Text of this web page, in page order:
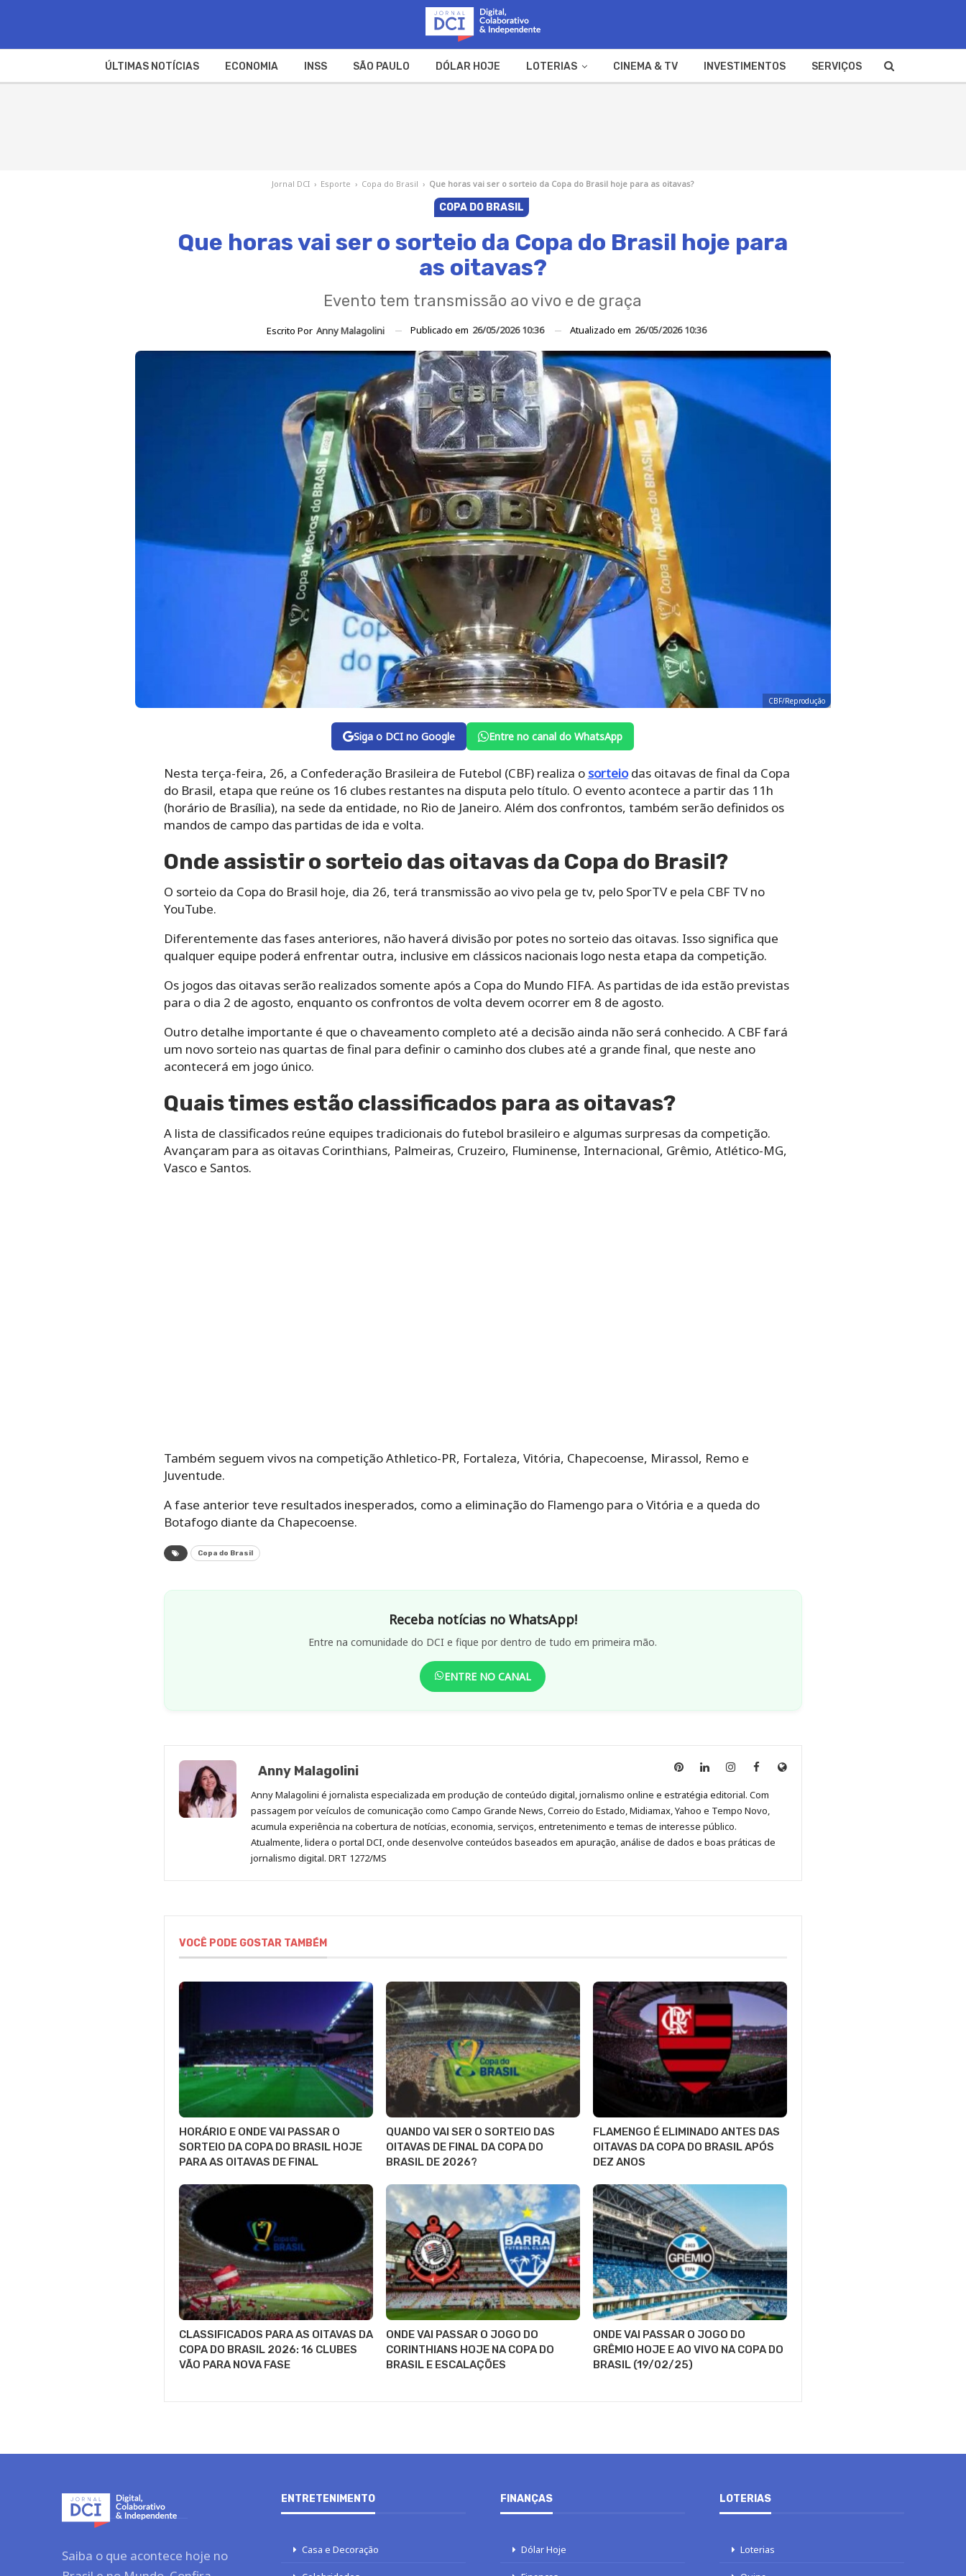
ÚLTIMAS NOTÍCIAS ECONOMIA INSS SÃO PAULO DÓLAR HOJE LOTERIAS CINEMA & TV INVESTIMENTOS SERVIÇOS
Jornal DCI › Esporte › Copa do Brasil › Que horas vai ser o sorteio da Copa do Brasil hoje para as oitavas?
COPA DO BRASIL
Que horas vai ser o sorteio da Copa do Brasil hoje para
as oitavas?
Evento tem transmissão ao vivo e de graça
Escrito Por Anny Malagolini Publicado em 26/05/2026 10:36 Atualizado em 26/05/2026 10:36
CBF/Reprodução
Siga o DCI no Google Entre no canal do WhatsApp
Nesta terça-feira, 26, a Confederação Brasileira de Futebol (CBF) realiza o sorteiodas oitavas de final da Copa
do Brasil, etapa que reúne os 16 clubes restantes na disputa pelo título. O evento acontece a partir das 11h
(horário de Brasília), na sede da entidade, no Rio de Janeiro. Além dos confrontos, também serão definidos os
mandos de campo das partidas de ida e volta.
Onde assistir o sorteio das oitavas da Copa do Brasil?
O sorteio da Copa do Brasil hoje, dia 26, terá transmissão ao vivo pela ge tv, pelo SporTV e pela CBF TV no
YouTube.
Diferentemente das fases anteriores, não haverá divisão por potes no sorteio das oitavas. Isso significa que
qualquer equipe poderá enfrentar outra, inclusive em clássicos nacionais logo nesta etapa da competição.
Os jogos das oitavas serão realizados somente após a Copa do Mundo FIFA. As partidas de ida estão previstas
para o dia 2 de agosto, enquanto os confrontos de volta devem ocorrer em 8 de agosto.
Outro detalhe importante é que o chaveamento completo até a decisão ainda não será conhecido. A CBF fará
um novo sorteio nas quartas de final para definir o caminho dos clubes até a grande final, que neste ano
acontecerá em jogo único.
Quais times estão classificados para as oitavas?
A lista de classificados reúne equipes tradicionais do futebol brasileiro e algumas surpresas da competição.
Avançaram para as oitavas Corinthians, Palmeiras, Cruzeiro, Fluminense, Internacional, Grêmio, Atlético-MG,
Vasco e Santos.
Também seguem vivos na competição Athletico-PR, Fortaleza, Vitória, Chapecoense, Mirassol, Remo e
Juventude.
A fase anterior teve resultados inesperados, como a eliminação do Flamengo para o Vitória e a queda do
Botafogo diante da Chapecoense.
Copa do Brasil
Receba notícias no WhatsApp!
Entre na comunidade do DCI e fique por dentro de tudo em primeira mão.
ENTRE NO CANAL
Anny Malagolini
Anny
no
Pinterest
Anny
no
LinkedIn
Anny
no
Instagram
Anny
no
Facebook
Site
Anny Malagolini é jornalista especializada em produção de conteúdo digital, jornalismo online e estratégia editorial. Com
passagem por veículos de comunicação como Campo Grande News, Correio do Estado, Midiamax, Yahoo e Tempo Novo,
acumula experiência na cobertura de notícias, economia, serviços, entretenimento e temas de interesse público.
Atualmente, lidera o portal DCI, onde desenvolve conteúdos baseados em apuração, análise de dados e boas práticas de
jornalismo digital. DRT 1272/MS
VOCÊ PODE GOSTAR TAMBÉM
HORÁRIO E ONDE VAI PASSAR O
SORTEIO DA COPA DO BRASIL HOJE
PARA AS OITAVAS DE FINAL
QUANDO VAI SER O SORTEIO DAS
OITAVAS DE FINAL DA COPA DO
BRASIL DE 2026?
FLAMENGO É ELIMINADO ANTES DAS
OITAVAS DA COPA DO BRASIL APÓS
DEZ ANOS
CLASSIFICADOS PARA AS OITAVAS DA
COPA DO BRASIL 2026: 16 CLUBES
VÃO PARA NOVA FASE
ONDE VAI PASSAR O JOGO DO
CORINTHIANS HOJE NA COPA DO
BRASIL E ESCALAÇÕES
ONDE VAI PASSAR O JOGO DO
GRÊMIO HOJE E AO VIVO NA COPA DO
BRASIL (19/02/25)
Saiba o que acontece hoje no
ENTRETENIMENTO
Casa e Decoração
FINANÇAS
Dólar Hoje
LOTERIAS
Loterias